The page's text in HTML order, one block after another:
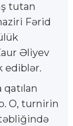
tutan
Fərid
Əliyev
ediblər.
qatılan
O, turnirin